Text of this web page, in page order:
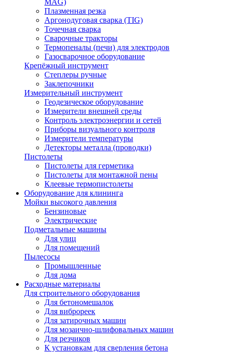
MAG)
Плазменная резка
Аргонодуговая сварка (TIG)
Точечная сварка
Сварочные тракторы
Термопеналы (печи) для электродов
Газосварочное оборудование
Крепёжный инструмент
Степлеры ручные
Заклепочники
Измерительный инструмент
Геодезическое оборудование
Измерители внешней среды
Контроль электроэнергии и сетей
Приборы визуального контроля
Измерители температуры
Детекторы металла (проводки)
Пистолеты
Пистолеты для герметика
Пистолеты для монтажной пены
Клеевые термопистолеты
Оборудование для клининга
Мойки высокого давления
Бензиновые
Электрические
Подметальные машины
Для улиц
Для помещений
Пылесосы
Промышленные
Для дома
Расходные материалы
Для строительного оборудования
Для бетономешалок
Для виброреек
Для затирочных машин
Для мозаично-шлифовальных машин
Для резчиков
К установкам для сверления бетона